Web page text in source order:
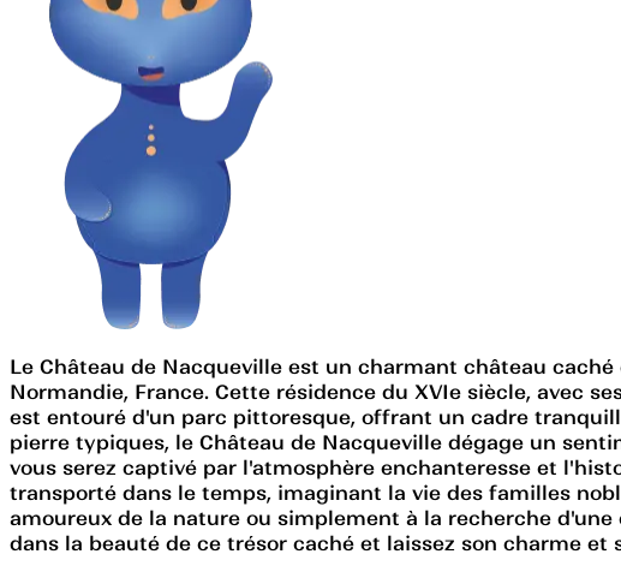
Le Château de Nacqueville est un charmant château
Normandie, France. Cette résidence du XVIe siècle, avec
est entouré d'un parc pittoresque, offrant un cadre
pierre typiques, le Château de Nacqueville dégage un
vous serez captivé par l'atmosphère enchanteresse et
transporté dans le temps, imaginant la vie des familles
amoureux de la nature ou simplement à la recherche
dans la beauté de ce trésor caché et laissez son charme et